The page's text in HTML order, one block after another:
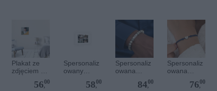
Plakat ze
zdjęciem 30
56,
00
Spersonaliz
owany
plakat - 30 x
58,
00
Spersonaliz
owana
bransoletka
84,
00
Spersonaliz
owana
bransoletka
sznurkowa -
76,
00